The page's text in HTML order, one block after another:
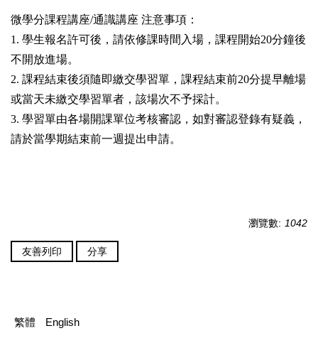
微學分課程講座/通識講座 注意事項：
1. 學生報名許可後，請依修課時間入場，課程開始20分鐘後
不開放進場。
2. 課程結束後須隨即繳交學習單，課程結束前20分提早離場
或當天未繳交學習單者，該場次不予採計。
3. 學習單由各場開課單位考核審認，如對審認登錄有疑義，
請於當學期結束前一週提出申請。
瀏覽數: 1042
友善列印 分享
繁體 English